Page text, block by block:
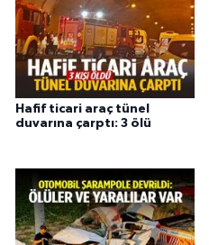
Hafif ticari araç tünel
duvarına çarptı: 3 ölü